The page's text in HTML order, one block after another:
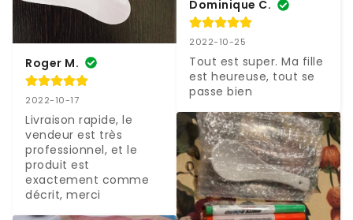
Roger M.
2022-10-17
Livraison rapide, le
vendeur est très
professionnel, et le
produit est
exactement comme
décrit, merci
Dominique C.
2022-10-25
Tout est super. Ma fille
est heureuse, tout se
passe bien